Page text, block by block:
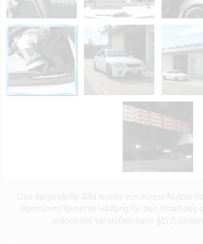
Das dargestellte Bild wurde von einem Nutzer